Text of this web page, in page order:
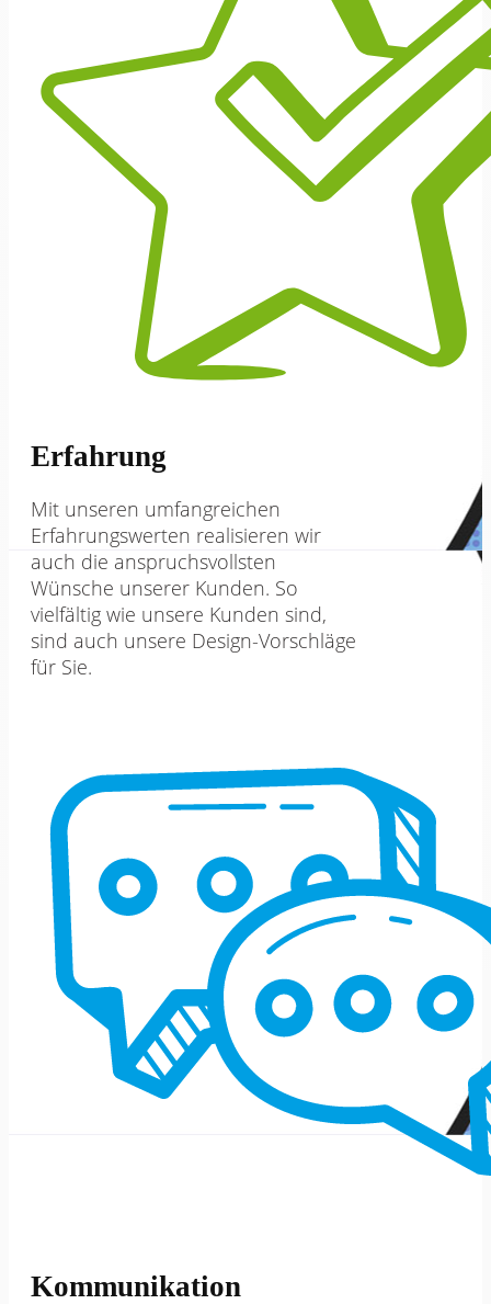
Erfahrung
Mit unseren umfangreichen
Erfahrungswerten realisieren wir
auch die anspruchsvollsten
Wünsche unserer Kunden. So
vielfältig wie unsere Kunden sind,
sind auch unsere Design-Vorschläge
für Sie.
Kommunikation